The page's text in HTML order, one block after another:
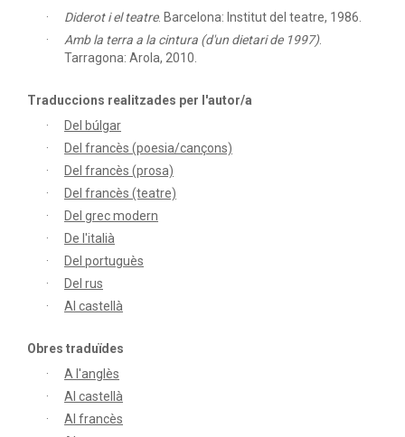
Diderot i el teatre. Barcelona: Institut del teatre, 1986.
Amb la terra a la cintura (d'un dietari de 1997).
Tarragona: Arola, 2010.
Traduccions realitzades per l'autor/a
Del búlgar
Del francès (poesia/cançons)
Del francès (prosa)
Del francès (teatre)
Del grec modern
De l'italià
Del portuguès
Del rus
Al castellà
Obres traduïdes
A l'anglès
Al castellà
Al francès